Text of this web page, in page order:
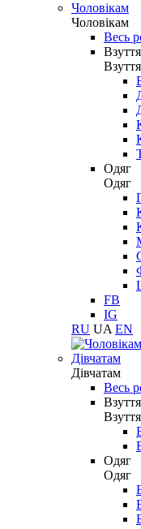
Чоловікам
Чоловікам
Весь
Взуття
Взуття
Одяг
Одяг
FB
IG
RU UA EN
Дівчатам
Дівчатам
Весь
Взуття
Взуття
Одяг
Одяг